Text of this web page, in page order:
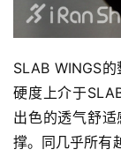
SLAB WINGS
硬度上介于
出色的透气舒
撑。同几乎所有